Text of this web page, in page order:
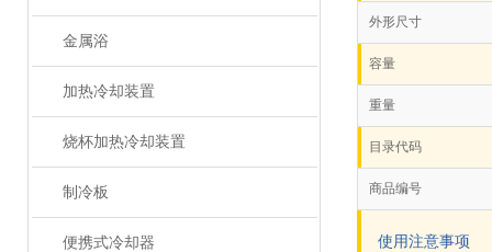
金属浴
加热冷却装置
烧杯加热冷却装置
制冷板
便携式冷却器
外形尺寸
容量
重量
目录代码
商品编号
使用注意事项